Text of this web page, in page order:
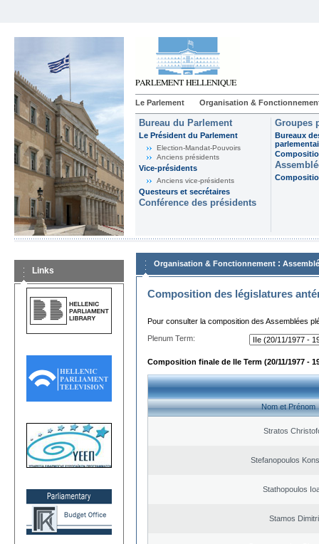
Le Parlement Organisation &
Bureau du Parlement
Le Président du Parlement
Election-Mandat-Pouvoirs
Anciens présidents
Vice-présidents
Anciens vice-présidents
Questeurs et secrétaires
Conférence des présidents
Groupes
Bureaux
Links
Organisation & Fonctionnement :
Composition des législatures
Pour consulter la composition des Assemblées
Plenum Term:
Composition finale de IIe Term (20/11/1977 -
Nom et Prénom
Stratos
Stefanopoulos
Stathopoulos
Stamos